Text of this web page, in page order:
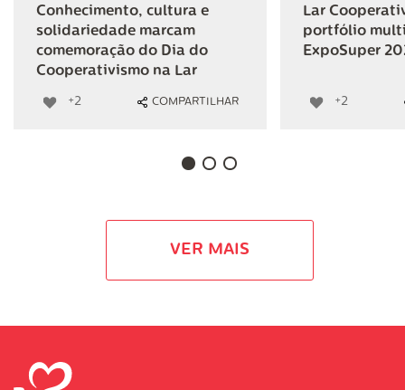
Conhecimento, cultura e
solidariedade marcam
comemoração do Dia do
Cooperativismo na Lar
+2 COMPARTILHAR
Lar
portfólio
ExpoSuper
+2
VER MAIS